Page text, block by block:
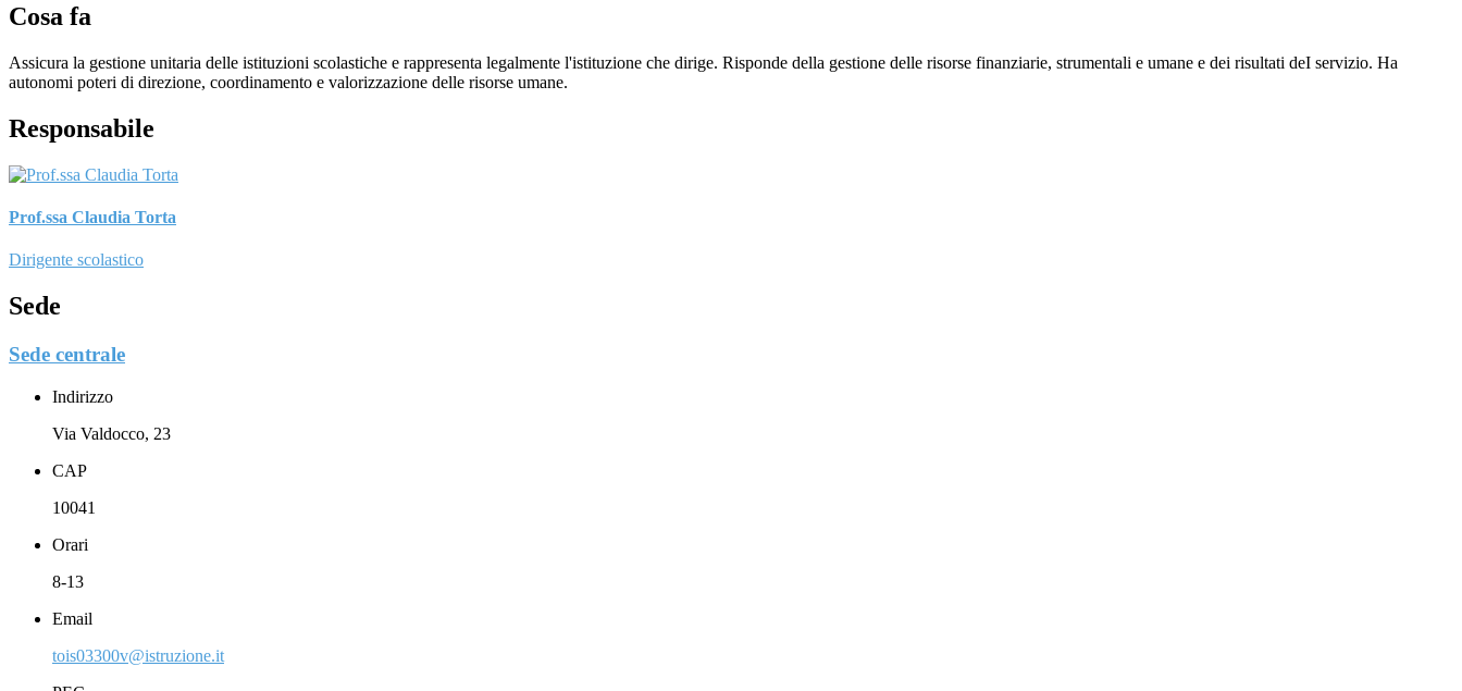
Cosa fa
Assicura la gestione unitaria delle istituzioni scolastiche e rappresenta legalmente l'istituzione che dirige. Risponde della gestione delle risorse finanziarie, strumentali e umane e dei risultati deI servizio. Ha
autonomi poteri di direzione, coordinamento e valorizzazione delle risorse umane.
Responsabile
Prof.ssa Claudia Torta
Dirigente scolastico
Sede
Sede centrale
Indirizzo
Via Valdocco, 23
CAP
10041
Orari
8-13
Email
tois03300v@istruzione.it